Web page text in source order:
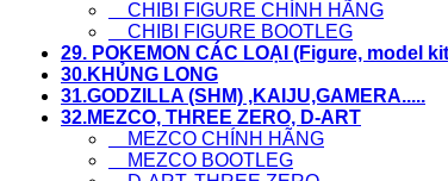
CHIBI FIGURE CHÍNH HÃNG
CHIBI FIGURE BOOTLEG
29. POKEMON CÁC LOẠI (Figure, model
30.KHỦNG LONG
31.GODZILLA (SHM) ,KAIJU,GAMERA.....
32.MEZCO, THREE ZERO, D-ART
MEZCO CHÍNH HÃNG
MEZCO BOOTLEG